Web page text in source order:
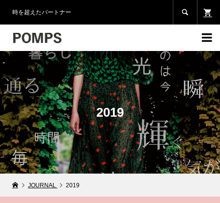
時を超えたパートナー 

2019
JOURNAL 2019